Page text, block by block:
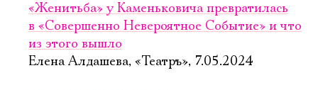
«Женитьба» у Каменьковича превратилась
в «Совершенно Невероятное Событие» и что
из этого вышло
Елена Алдашева, «Театръ», 7.05.2024